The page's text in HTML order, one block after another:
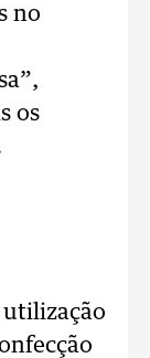
no
os
utilização